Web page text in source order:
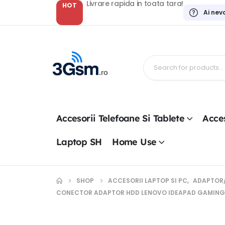
HOT Livrare rapida in toata tara!
Ai
Accesorii Telefoane Si Tablete
Laptop SH Home Use
SHOP ACCESORII LAPTOP SI PC,
CONECTOR ADAPTOR HDD LENOVO IDEAPAD